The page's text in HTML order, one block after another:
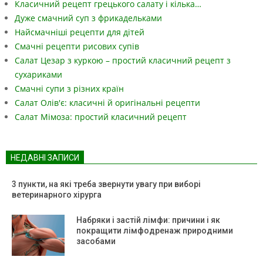
Класичний рецепт грецького салату і кілька…
Дуже смачний суп з фрикадельками
Найсмачніші рецепти для дітей
Смачні рецепти рисових супів
Салат Цезар з куркою – простий класичний рецепт з
сухариками
Смачні супи з різних країн
Салат Олів'є: класичні й оригінальні рецепти
Салат Мімоза: простий класичний рецепт
НЕДАВНІ ЗАПИСИ
3 пункти, на які треба звернути увагу при виборі
ветеринарного хірурга
Набряки і застій лімфи: причини і як
покращити лімфодренаж природними
засобами